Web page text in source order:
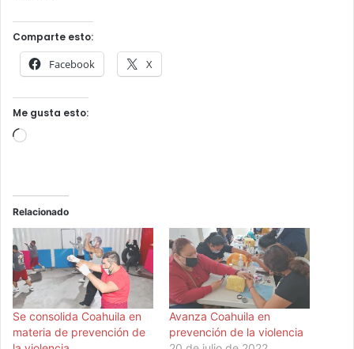
Comparte esto:
Facebook X
Me gusta esto:
Cargando...
Relacionado
Se consolida Coahuila en
materia de prevención de
Avanza Coahuila en
prevención de la violencia